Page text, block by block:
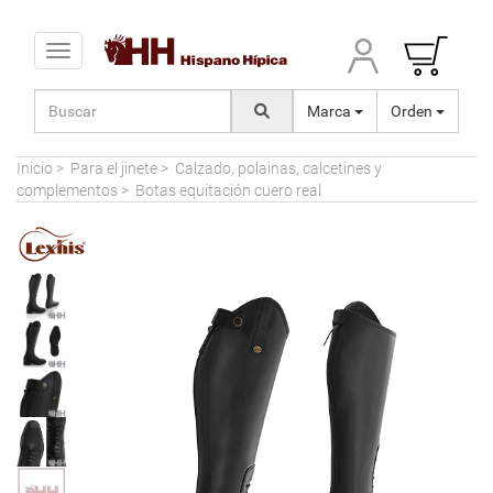
Toggle navigation
Marca Orden
Inicio > Para el jinete > Calzado, polainas, calcetines y
complementos > Botas equitación cuero real